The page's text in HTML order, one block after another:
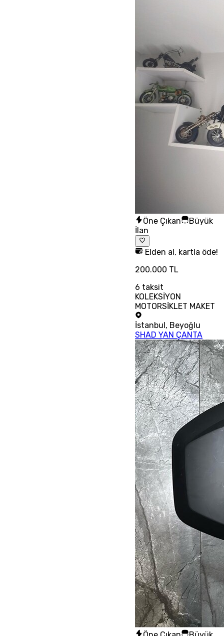
Öne Çıkan
Büyük
İlan
Elden al, kartla öde!
200.000 TL
6 taksit
KOLEKSİYON
MOTORSİKLET MAKET
İstanbul, Beyoğlu
SHAD YAN ÇANTA